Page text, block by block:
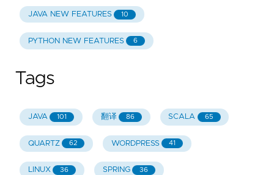
JAVA NEW FEATURES 10
PYTHON NEW FEATURES 6
Tags
JAVA 101 翻译 86 SCALA 65
QUARTZ 62 WORDPRESS 41
LINUX 36 SPRING 36